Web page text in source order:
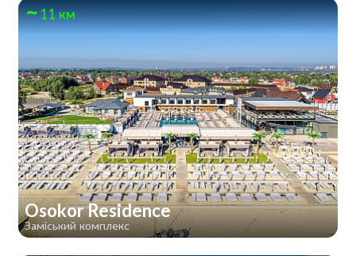
11 км
Osokor Residence
Заміський комплекс